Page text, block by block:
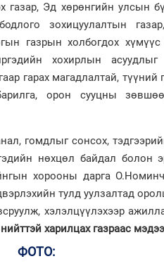
газар, Эд хөрөнгийн улсын
зохицуулалтын
газрын холбогдох
хохирлын
гарах магадлалтай, түүний
орон сууцны
гомдлыг сонсох,
нөхцөл байдал болон
хорооны дарга
тулд уулзалтад
хэлэлцүүлэхээр
харилцах газраас
ФОТО: